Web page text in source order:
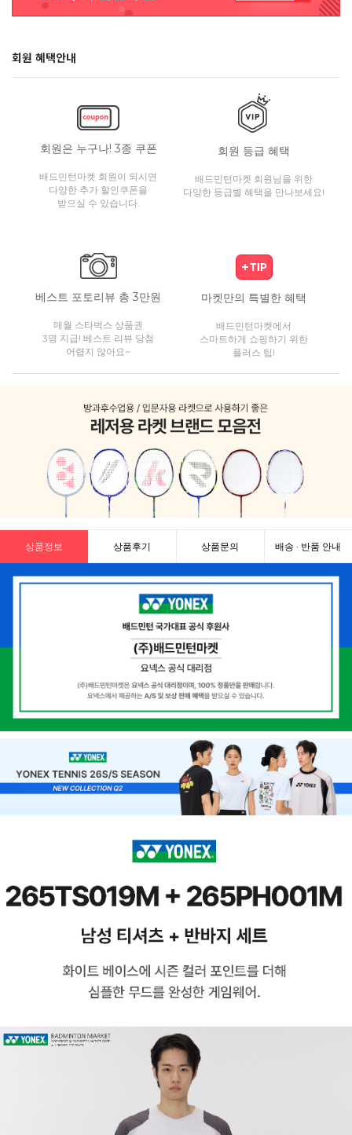
회원 혜택안내
회원은 누구나! 3종 쿠폰
배드민턴마켓 회원이 되시면
다양한 추가 할인쿠폰을
받으실 수 있습니다.
회원 등급 혜택
배드민턴마켓 회원님을 위한
다양한 등급별 혜택을 만나보세요!
베스트 포토리뷰 총 3만원
매월 스타벅스 상품권
3명 지급! 베스트 리뷰 당첨
어렵지 않아요~
마켓만의 특별한 혜택
배드민턴마켓에서
스마트하게 쇼핑하기 위한
플러스 팁!
상품정보 상품후기 상품문의 배송 · 반품 안내